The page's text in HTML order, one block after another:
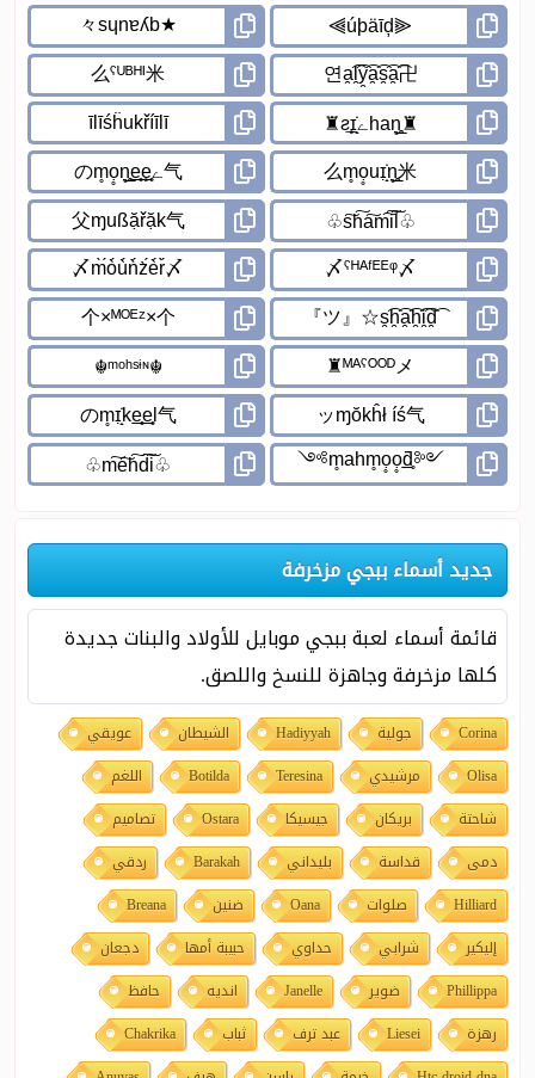
جديد أسماء ببجي مزخرفة
قائمة أسماء لعبة ببجي موبايل للأولاد والبنات جديدة
كلها مزخرفة وجاهزة للنسخ واللصق.
Corina جولية Hadiyyah الشيطان
عويقي
Olisa
مرشيدي Teresina
Botilda
اللغم
شاحتة
بريكان جيسيكا Ostara
تصاميم
دمى
قداسة بليداني Barakah
ردقي
Hilliard
صلوات Oana ضنين
Breana
إليكير
شرابي حداوي حبيبة أمها
دجعان
Phillippa
ضوير Janelle انديه
حافظ
رهزة
Liesei عبد ترف ثباب
Chakrika